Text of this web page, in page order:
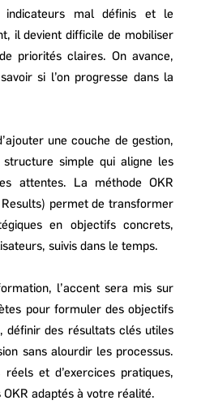
indicateurs mal définis et le
il devient difficile de mobiliser
priorités claires. On avance,
si l’on progresse dans la
une couche de gestion,
structure simple qui aligne les
attentes. La méthode OKR
permet de transformer
en objectifs concrets,
suivis dans le temps.
l’accent sera mis sur
pour formuler des objectifs
définir des résultats clés utiles
sans alourdir les processus.
réels et d’exercices pratiques,
adaptés à votre réalité.